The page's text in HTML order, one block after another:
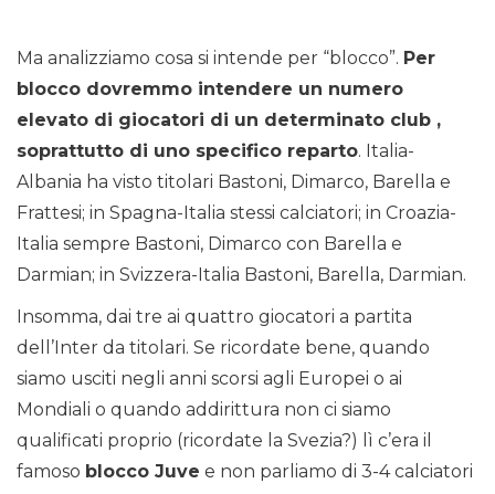
Ma analizziamo cosa si intende per “blocco”. Per
blocco dovremmo intendere un numero
elevato di giocatori di un determinato club ,
soprattutto di uno specifico reparto. Italia-
Albania ha visto titolari Bastoni, Dimarco, Barella e
Frattesi; in Spagna-Italia stessi calciatori; in Croazia-
Italia sempre Bastoni, Dimarco con Barella e
Darmian; in Svizzera-Italia Bastoni, Barella, Darmian.
Insomma, dai tre ai quattro giocatori a partita
dell’Inter da titolari. Se ricordate bene, quando
siamo usciti negli anni scorsi agli Europei o ai
Mondiali o quando addirittura non ci siamo
qualificati proprio (ricordate la Svezia?) lì c’era il
famoso blocco Juve e non parliamo di 3-4 calciatori